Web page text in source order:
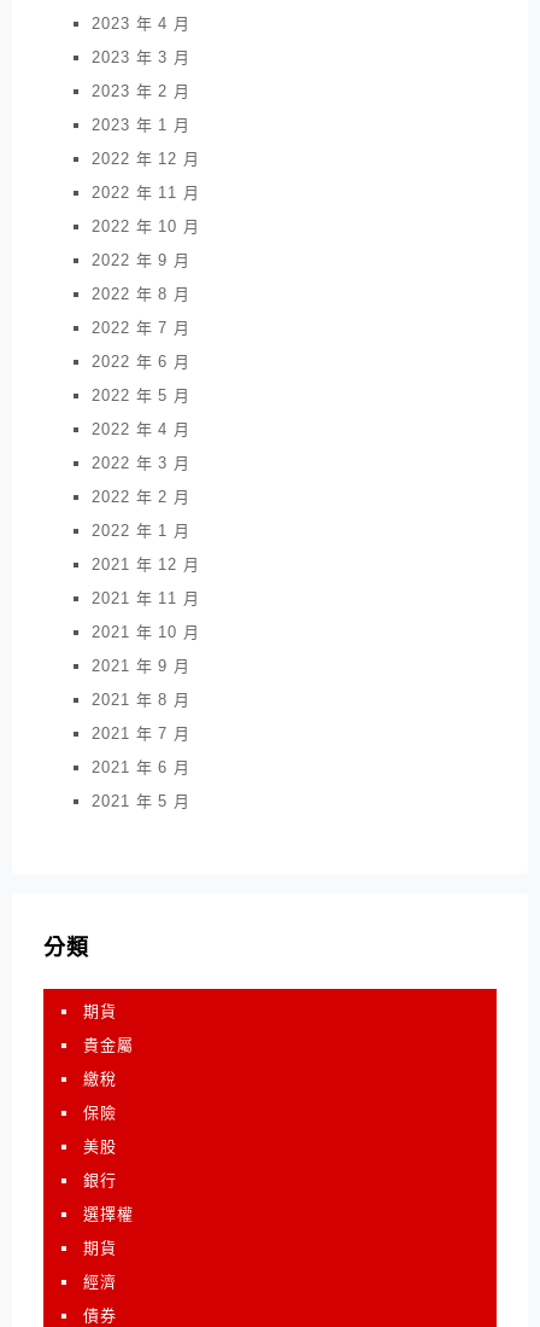
2023 年 4 月
2023 年 3 月
2023 年 2 月
2023 年 1 月
2022 年 12 月
2022 年 11 月
2022 年 10 月
2022 年 9 月
2022 年 8 月
2022 年 7 月
2022 年 6 月
2022 年 5 月
2022 年 4 月
2022 年 3 月
2022 年 2 月
2022 年 1 月
2021 年 12 月
2021 年 11 月
2021 年 10 月
2021 年 9 月
2021 年 8 月
2021 年 7 月
2021 年 6 月
2021 年 5 月
分類
期貨
貴金屬
繳稅
保險
美股
銀行
選擇權
期貨
經濟
債券